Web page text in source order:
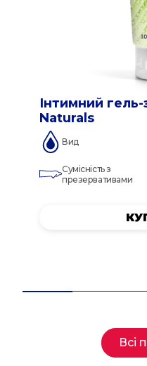
Інтимний
Naturals
Вид
Сумісність з
презервативами
Всі